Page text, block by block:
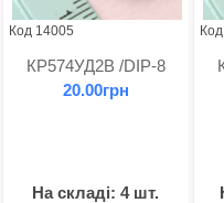
Код 14005
КР574УД2В /DIP-8
20.00грн
На складі: 4 шт.